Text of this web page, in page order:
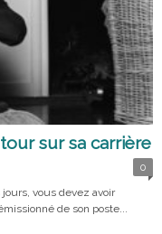
sur sa carrière
0
vous devez avoir
de son poste...